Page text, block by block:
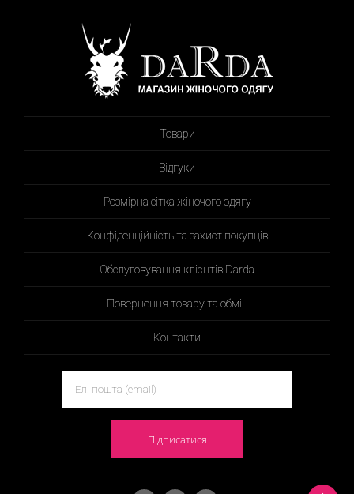
Товари
Відгуки
Розмірна сітка жіночого одягу
Конфіденційність та захист покупців
Обслуговування клієнтів Darda
Повернення товару та обмін
Контакти
Підписатися